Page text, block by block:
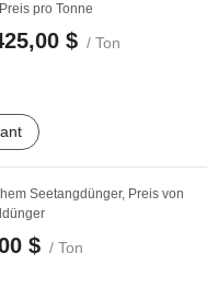
pro Tonne
$ / Ton
Seetangdünger, Preis von
$ / Ton